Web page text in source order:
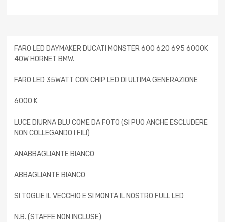
FARO LED DAYMAKER DUCATI MONSTER 600 620 695 6000K
40W HORNET BMW.
FARO LED 35WATT CON CHIP LED DI ULTIMA GENERAZIONE
6000 K
LUCE DIURNA BLU COME DA FOTO (SI PUO ANCHE ESCLUDERE
NON COLLEGANDO I FILI)
ANABBAGLIANTE BIANCO
ABBAGLIANTE BIANCO
SI TOGLIE IL VECCHIO E SI MONTA IL NOSTRO FULL LED
N.B. (STAFFE NON INCLUSE)